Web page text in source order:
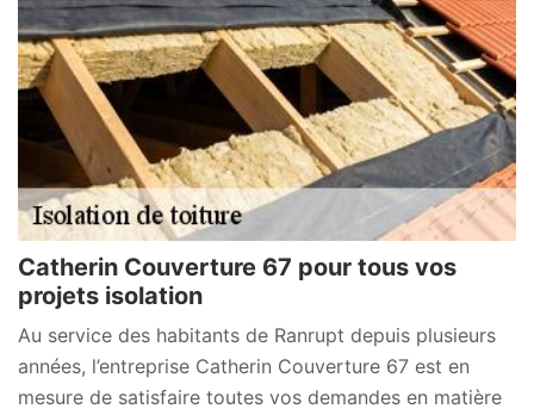
Catherin Couverture 67 pour tous vos
projets isolation
Au service des habitants de Ranrupt depuis plusieurs
années, l’entreprise Catherin Couverture 67 est en
mesure de satisfaire toutes vos demandes en matière